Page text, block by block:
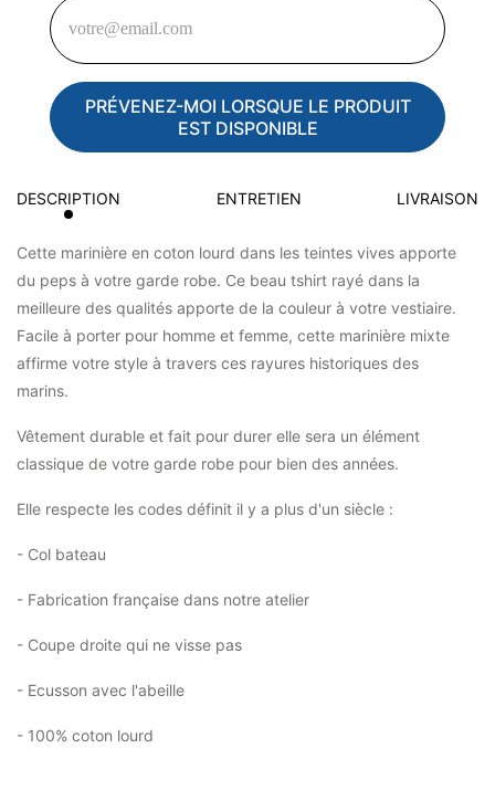
PRÉVENEZ-MOI LORSQUE LE PRODUIT
EST DISPONIBLE
DESCRIPTION ENTRETIEN LIVRAISON
Cette marinière en coton lourd dans les teintes vives apporte
du peps à votre garde robe. Ce beau tshirt rayé dans la
meilleure des qualités apporte de la couleur à votre vestiaire.
Facile à porter pour homme et femme, cette marinière mixte
affirme votre style à travers ces rayures historiques des
marins.
Vêtement durable et fait pour durer elle sera un élément
classique de votre garde robe pour bien des années.
Elle respecte les codes définit il y a plus d'un siècle :
- Col bateau
- Fabrication française dans notre atelier
- Coupe droite qui ne visse pas
- Ecusson avec l'abeille
- 100% coton lourd